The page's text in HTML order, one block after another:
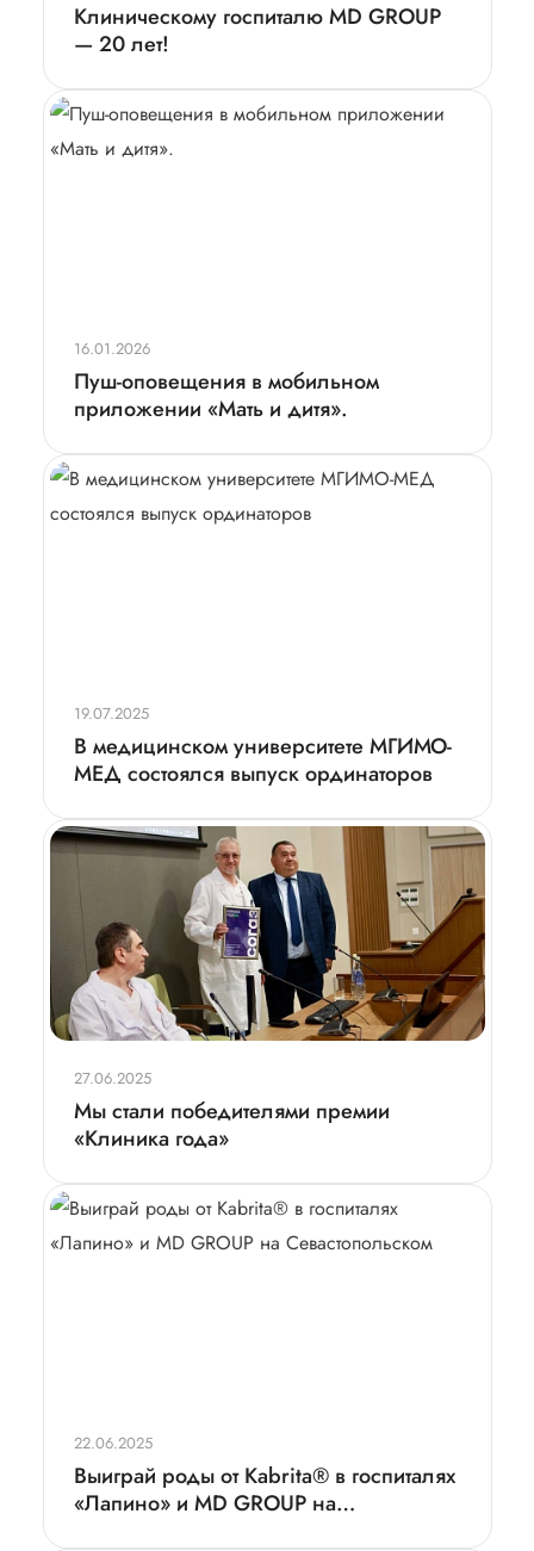
Клиническому госпиталю MD GROUP
— 20 лет!
16.01.2026
Пуш-оповещения в мобильном
приложении «Мать и дитя».
19.07.2025
В медицинском университете МГИМО-
МЕД состоялся выпуск ординаторов
27.06.2025
Мы стали победителями премии
«Клиника года»
22.06.2025
Выиграй роды от Kabrita® в госпиталях
«Лапино» и MD GROUP на